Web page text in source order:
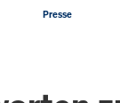
Presse